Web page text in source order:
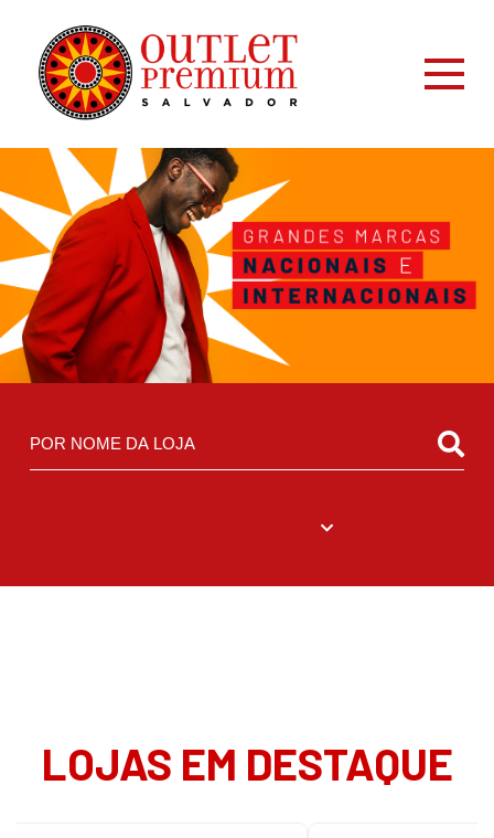
LOJAS EM DESTAQUE